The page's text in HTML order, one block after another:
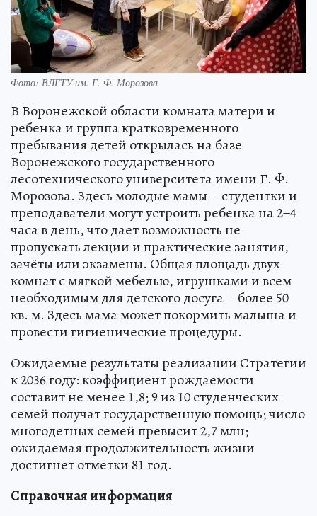
Фото: ВЛГТУ им. Г. Ф. Морозова
В Воронежской области комната матери и
ребенка и группа кратковременного
пребывания детей открылась на базе
Воронежского государственного
лесотехнического университета имени Г. Ф.
Морозова. Здесь молодые мамы – студентки и
преподаватели могут устроить ребенка на 2−4
часа в день, что дает возможность не
пропускать лекции и практические занятия,
зачёты или экзамены. Общая площадь двух
комнат с мягкой мебелью, игрушками и всем
необходимым для детского досуга – более 50
кв. м. Здесь мама может покормить малыша и
провести гигиенические процедуры.
Ожидаемые результаты реализации Стратегии
к 2036 году: коэффициент рождаемости
составит не менее 1,8; 9 из 10 студенческих
семей получат государственную помощь; число
многодетных семей превысит 2,7 млн;
ожидаемая продолжительность жизни
достигнет отметки 81 год.
Справочная информация